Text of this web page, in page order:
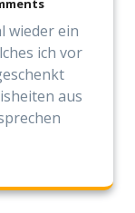
wieder ein
ich vor
aus